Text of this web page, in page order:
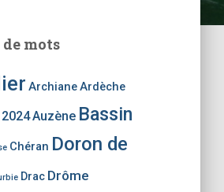
mots
ArchianeArdèche
Auzène Bassin
Chéran Doron de
Drac Drôme